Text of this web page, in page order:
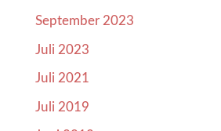
September 2023
Juli 2023
Juli 2021
Juli 2019